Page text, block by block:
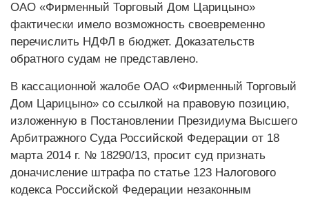
ОАО «Фирменный Торговый Дом Царицыно»
фактически имело возможность своевременно
перечислить НДФЛ в бюджет. Доказательств
обратного судам не представлено.
В кассационной жалобе ОАО «Фирменный Торговый
Дом Царицыно» со ссылкой на правовую позицию,
изложенную в Постановлении Президиума Высшего
Арбитражного Суда Российской Федерации от 18
марта 2014 г. № 18290/13, просит суд признать
доначисление штрафа по статье 123 Налогового
кодекса Российской Федерации незаконным